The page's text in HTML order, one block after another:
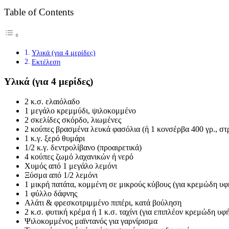
Table of Contents
Υλικά (για 4 μερίδες)
Εκτέλεση
Υλικά (για 4 μερίδες)
2 κ.σ. ελαιόλαδο
1 μεγάλο κρεμμύδι, ψιλοκομμένο
2 σκελίδες σκόρδο, λιωμένες
2 κούπες βρασμένα λευκά φασόλια (ή 1 κονσέρβα 400 γρ.,
1 κ.γ. ξερό θυμάρι
1/2 κ.γ. δεντρολίβανο (προαιρετικά)
4 κούπες ζωμό λαχανικών ή νερό
Χυμός από 1 μεγάλο λεμόνι
Ξύσμα από 1/2 λεμόνι
1 μικρή πατάτα, κομμένη σε μικρούς κύβους (για κρεμώδη
1 φύλλο δάφνης
Αλάτι & φρεσκοτριμμένο πιπέρι, κατά βούληση
2 κ.σ. φυτική κρέμα ή 1 κ.σ. ταχίνι (για επιπλέον κρεμώδη
Ψιλοκομμένος μαϊντανός για γαρνίρισμα